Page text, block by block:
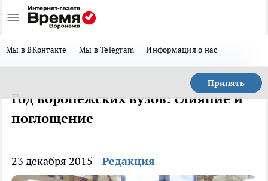
Мы в ВКонтакте Мы в Telegram Информация о нас
Принять
Год воронежских вузов: слияние и
поглощение
23 декабря 2015 Редакция